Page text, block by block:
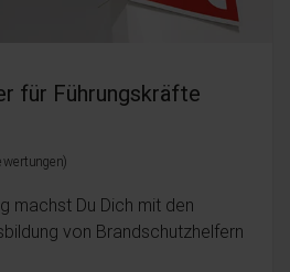
für Führungskräfte
machst Du Dich mit den
von Brandschutzhelfern